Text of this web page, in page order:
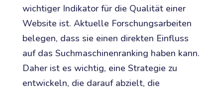
wichtiger Indikator für die Qualität einer
Website ist. Aktuelle Forschungsarbeiten
belegen, dass sie einen direkten Einfluss
auf das Suchmaschinenranking haben kann.
Daher ist es wichtig, eine Strategie zu
entwickeln, die darauf abzielt, die